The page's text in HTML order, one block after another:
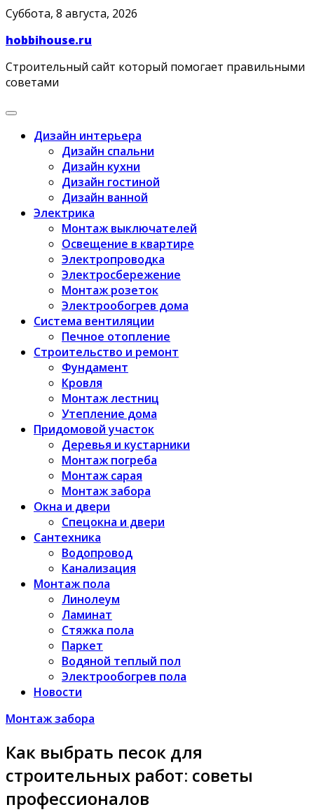
Skip
content
Суббота, 8 августа, 2026
hobbihouse.ru
Строительный сайт который помогает правильными
советами
Дизайн интерьера
Дизайн спальни
Дизайн кухни
Дизайн гостиной
Дизайн ванной
Электрика
Монтаж выключателей
Освещение в квартире
Электропроводка
Электросбережение
Монтаж розеток
Электрообогрев дома
Система вентиляции
Печное отопление
Строительство и ремонт
Фундамент
Кровля
Монтаж лестниц
Утепление дома
Придомовой участок
Деревья и кустарники
Монтаж погреба
Монтаж сарая
Монтаж забора
Окна и двери
Спецокна и двери
Сантехника
Водопровод
Канализация
Монтаж пола
Линолеум
Ламинат
Стяжка пола
Паркет
Водяной теплый пол
Электрообогрев пола
Новости
Монтаж забора
Как выбрать песок для
строительных работ: советы
профессионалов